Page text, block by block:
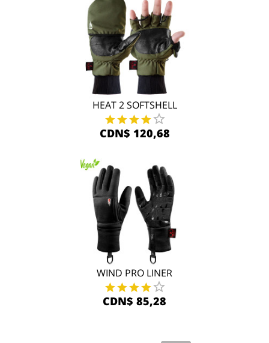
HEAT 2 SOFTSHELL
CDN$ 120,68
WIND PRO LINER
CDN$ 85,28